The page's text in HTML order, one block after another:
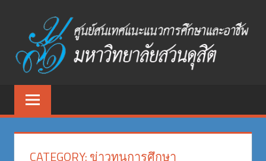
content
สนเทศ
แนะแนว
ศูนย์
สนเทศ
CATEGORY:ข่าวทุนการศึกษา